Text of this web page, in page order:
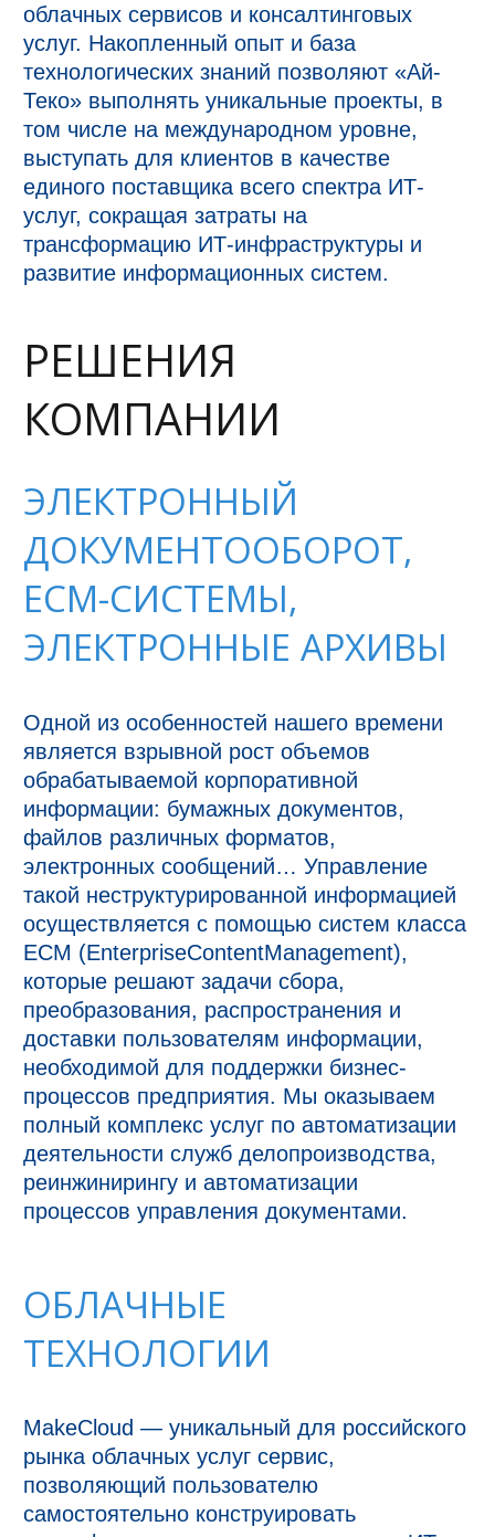
облачных сервисов и консалтинговых
услуг. Накопленный опыт и база
технологических знаний позволяют «Ай-
Теко» выполнять уникальные проекты, в
том числе на международном уровне,
выступать для клиентов в качестве
единого поставщика всего спектра ИТ-
услуг, сокращая затраты на
трансформацию ИТ-инфраструктуры и
развитие информационных систем.
РЕШЕНИЯ
КОМПАНИИ
ЭЛЕКТРОННЫЙ
ДОКУМЕНТООБОРОТ,
ECM-СИСТЕМЫ,
ЭЛЕКТРОННЫЕ АРХИВЫ
Одной из особенностей нашего времени
является взрывной рост объемов
обрабатываемой корпоративной
информации: бумажных документов,
файлов различных форматов,
электронных сообщений… Управление
такой неструктурированной информацией
осуществляется с помощью систем класса
ECM (EnterpriseContentManagement),
которые решают задачи сбора,
преобразования, распространения и
доставки пользователям информации,
необходимой для поддержки бизнес-
процессов предприятия. Мы оказываем
полный комплекс услуг по автоматизации
деятельности служб делопроизводства,
реинжинирингу и автоматизации
процессов управления документами.
ОБЛАЧНЫЕ
ТЕХНОЛОГИИ
MakeCloud — уникальный для российского
рынка облачных услуг сервис,
позволяющий пользователю
самостоятельно конструировать